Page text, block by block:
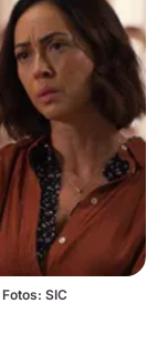
Fotos: SIC